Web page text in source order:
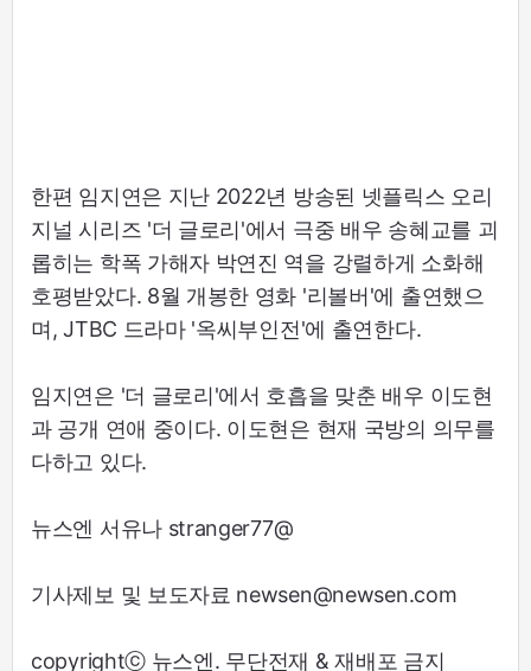
한편 임지연은 지난 2022년 방송된 넷플릭스 오리
지널 시리즈 '더 글로리'에서 극중 배우 송혜교를 괴
롭히는 학폭 가해자 박연진 역을 강렬하게 소화해
호평받았다. 8월 개봉한 영화 '리볼버'에 출연했으
며, JTBC 드라마 '옥씨부인전'에 출연한다.
임지연은 '더 글로리'에서 호흡을 맞춘 배우 이도현
과 공개 연애 중이다. 이도현은 현재 국방의 의무를
다하고 있다.
뉴스엔 서유나 stranger77@
기사제보 및 보도자료 newsen@newsen.com
copyrightⓒ 뉴스엔. 무단전재 & 재배포 금지